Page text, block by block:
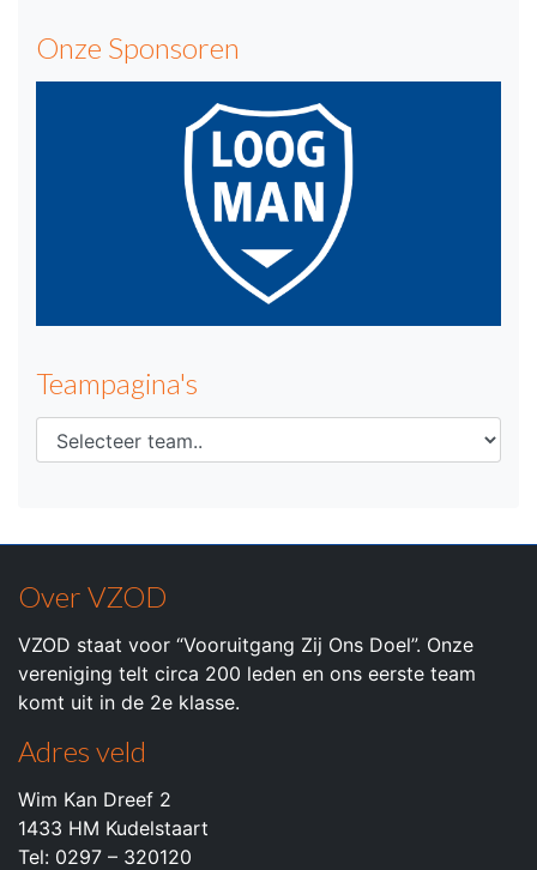
Onze Sponsoren
Teampagina's
Over VZOD
VZOD staat voor “Vooruitgang Zij Ons Doel”. Onze
vereniging telt circa 200 leden en ons eerste team
komt uit in de 2e klasse.
Adres veld
Wim Kan Dreef 2
1433 HM Kudelstaart
Tel: 0297 – 320120